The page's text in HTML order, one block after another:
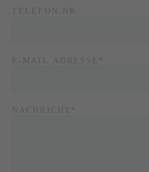
TELEFON NR.
PFLICHTFELD
E-MAIL ADRESSE
PFLICHTFELD
NACHRICHT